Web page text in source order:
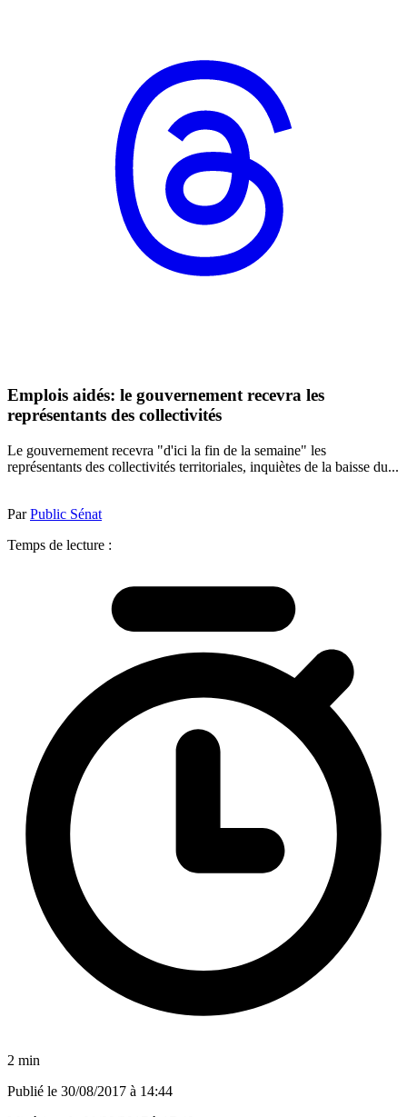
Emplois aidés: le gouvernement recevra les
représentants des collectivités
Le gouvernement recevra "d'ici la fin de la semaine" les
représentants des collectivités territoriales, inquiètes de la baisse du...
ParPublic Sénat
Temps de lecture :
2 min
Publié le 30/08/2017 à 14:44